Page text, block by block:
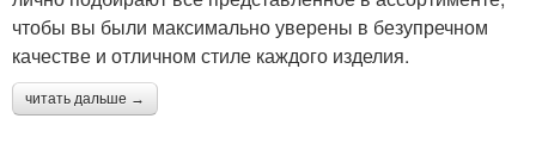
чтобы вы были максимально уверены в безупречном
качестве и отличном стиле каждого изделия.
читать дальше →